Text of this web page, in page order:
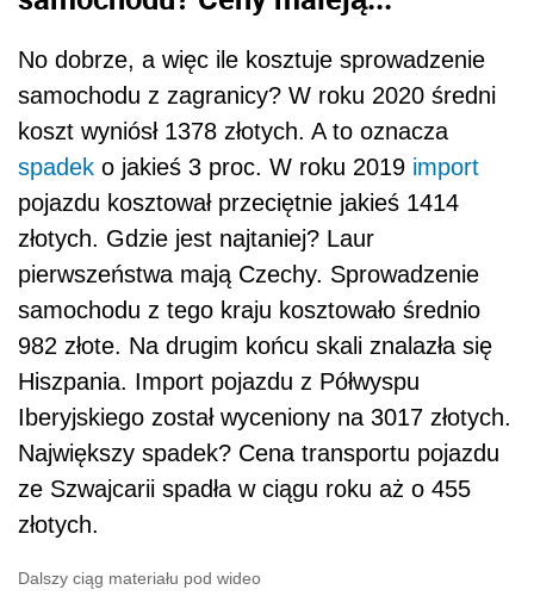
No dobrze, a więc ile kosztuje sprowadzenie
samochodu z zagranicy? W roku 2020 średni
koszt wyniósł 1378 złotych. A to oznacza
spadek o jakieś 3 proc. W roku 2019 import
pojazdu kosztował przeciętnie jakieś 1414
złotych. Gdzie jest najtaniej? Laur
pierwszeństwa mają Czechy. Sprowadzenie
samochodu z tego kraju kosztowało średnio
982 złote. Na drugim końcu skali znalazła się
Hiszpania. Import pojazdu z Półwyspu
Iberyjskiego został wyceniony na 3017 złotych.
Największy spadek? Cena transportu pojazdu
ze Szwajcarii spadła w ciągu roku aż o 455
złotych.
Dalszy ciąg materiału pod wideo